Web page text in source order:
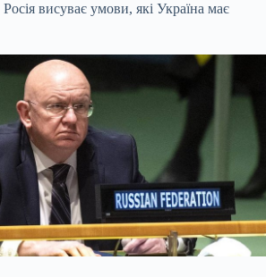
висуває умови, які Україна має